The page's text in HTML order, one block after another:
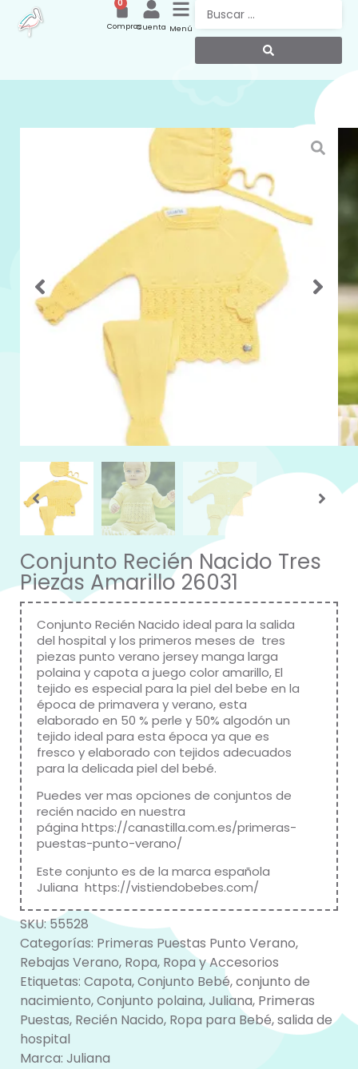
Menú
Cuenta
0
Compras
Conjunto Recién Nacido Tres
Piezas Amarillo 26031
Conjunto Recién Nacido ideal para la salida
del hospital y los primeros meses de tres
piezas punto verano jersey manga larga
polaina y capota a juego color amarillo, El
tejido es especial para la piel del bebe en la
época de primavera y verano, esta
elaborado en 50 % perle y 50% algodón un
tejido ideal para esta época ya que es
fresco y elaborado con tejidos adecuados
para la delicada piel del bebé.
Puedes ver mas opciones de conjuntos de
recién nacido en nuestra
página https://canastilla.com.es/primeras-
puestas-punto-verano/
Este conjunto es de la marca española
Juliana https://vistiendobebes.com/
SKU:55528
Categorías: Primeras Puestas Punto Verano,
Rebajas Verano, Ropa, Ropa y Accesorios
Etiquetas: Capota,Conjunto Bebé,conjunto de
nacimiento,Conjunto polaina,Juliana, Primeras
Puestas, Recién Nacido, Ropa para Bebé,salida de
hospital
Marca: Juliana